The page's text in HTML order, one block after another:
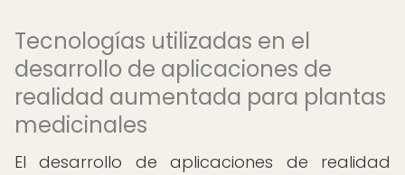
Tecnologías utilizadas en el
desarrollo de aplicaciones de
realidad aumentada para plantas
medicinales
El desarrollo de aplicaciones de realidad